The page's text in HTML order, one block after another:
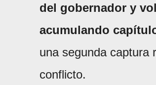
del gobernador y
acumulando
una segunda captura
conflicto.